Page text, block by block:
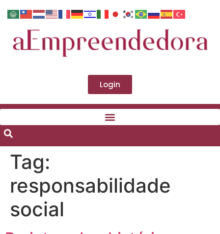
Login
Tag:
responsabilidade
social